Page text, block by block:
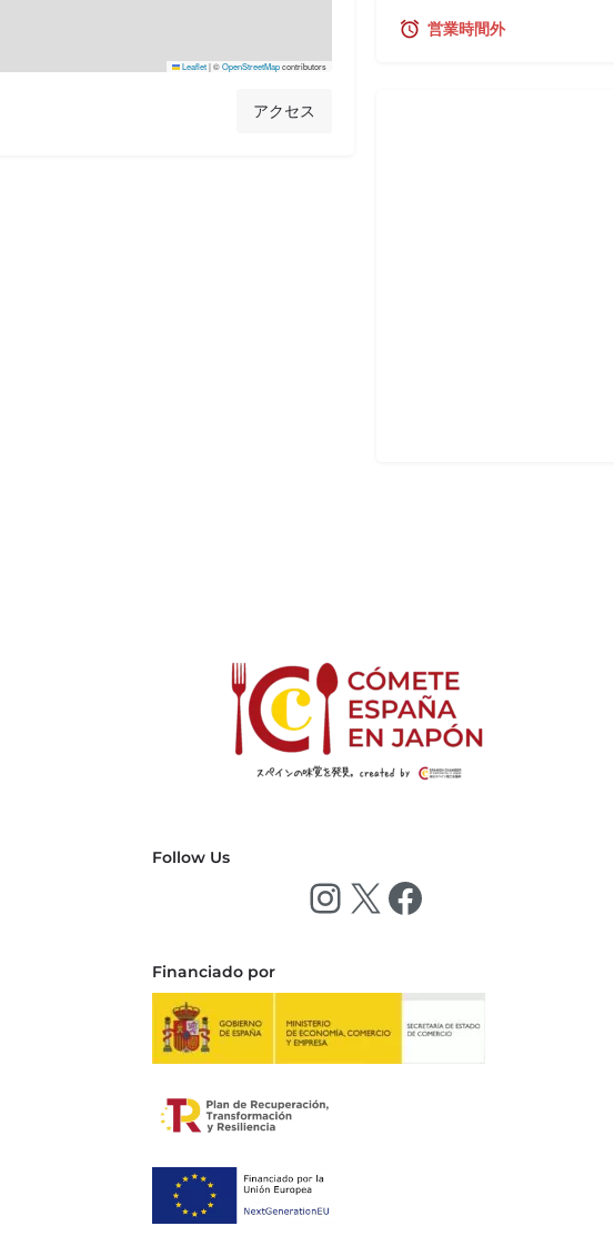
Leaflet|©OpenStreetMapcontributors
アクセス
営業時間外
Follow Us
Financiado por